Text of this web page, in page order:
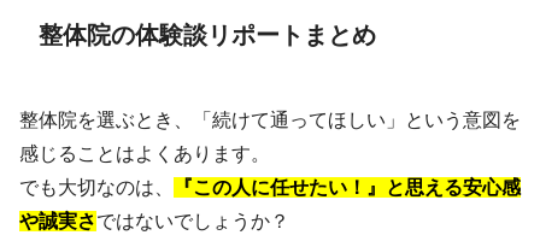
整体院の体験談リポートまとめ
整体院を選ぶとき、「続けて通ってほしい」という意図を
感じることはよくあります。
でも大切なのは、
『この人に任せたい！』と思える安心感
や誠実さではないでしょうか？